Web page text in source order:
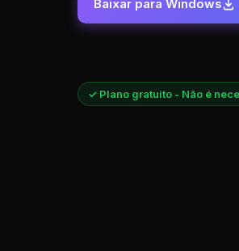
Baixar para Windows
✓ Plano gratuito - Não é